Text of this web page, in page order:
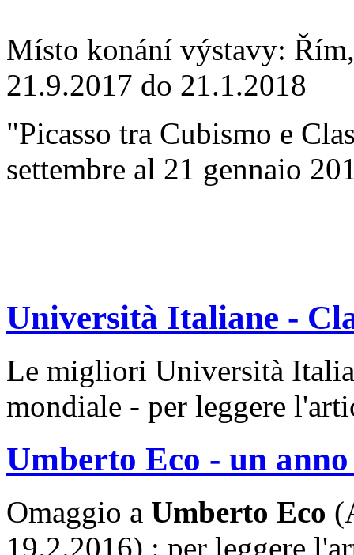
Místo konání výstavy:
21.9.2017 do 21.1.2018
"Picasso tra Cubismo e
settembre al 21 gennaio
Università Italiane -
Le migliori Università
mondiale - per leggere
Umberto Eco - un
Omaggio a Umberto Eco
19.2.2016) : per leggere